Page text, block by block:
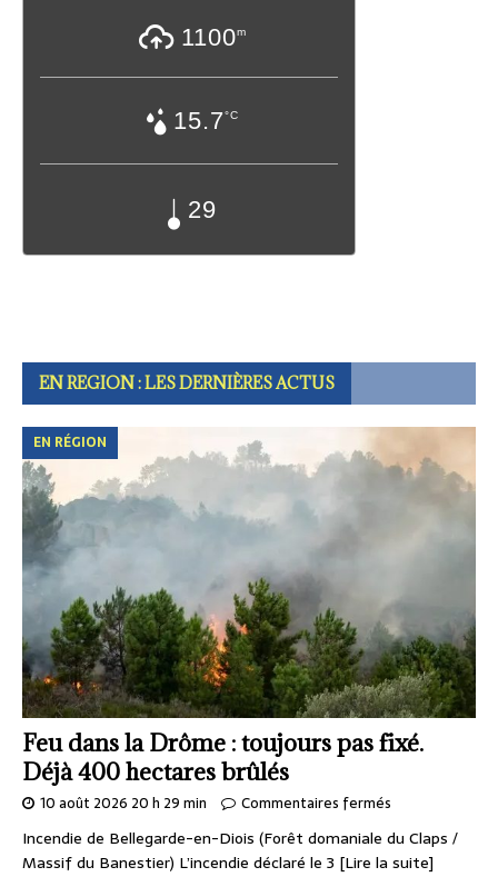
1100m
15.7°C
29
EN REGION : LES DERNIÈRES ACTUS
Feu dans la Drôme : toujours pas fixé.
Déjà 400 hectares brûlés
EN RÉGION
10 août 2026 20 h 29 min Commentaires fermés
Incendie de Bellegarde-en-Diois (Forêt domaniale du Claps /
Massif du Banestier) L’incendie déclaré le 3 [Lire la suite]